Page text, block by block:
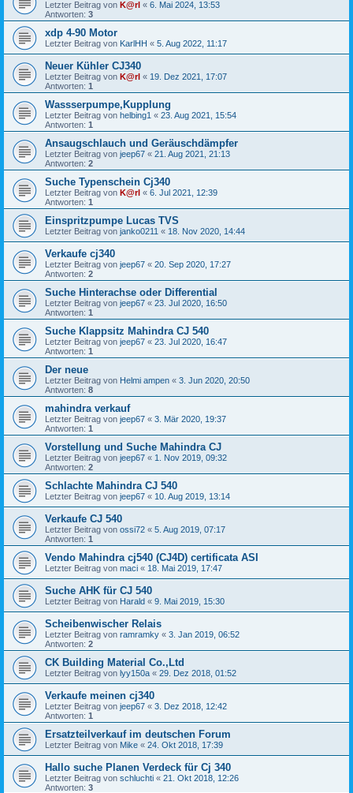
Letzter Beitrag von K@rl « 6. Mai 2024, 13:53
Antworten: 3
xdp 4-90 Motor
Letzter Beitrag von KarlHH « 5. Aug 2022, 11:17
Neuer Kühler CJ340
Letzter Beitrag von K@rl « 19. Dez 2021, 17:07
Antworten: 1
Wassserpumpe,Kupplung
Letzter Beitrag von helbing1 « 23. Aug 2021, 15:54
Antworten: 1
Ansaugschlauch und Geräuschdämpfer
Letzter Beitrag von jeep67 « 21. Aug 2021, 21:13
Antworten: 2
Suche Typenschein Cj340
Letzter Beitrag von K@rl « 6. Jul 2021, 12:39
Antworten: 1
Einspritzpumpe Lucas TVS
Letzter Beitrag von janko0211 « 18. Nov 2020, 14:44
Verkaufe cj340
Letzter Beitrag von jeep67 « 20. Sep 2020, 17:27
Antworten: 2
Suche Hinterachse oder Differential
Letzter Beitrag von jeep67 « 23. Jul 2020, 16:50
Antworten: 1
Suche Klappsitz Mahindra CJ 540
Letzter Beitrag von jeep67 « 23. Jul 2020, 16:47
Antworten: 1
Der neue
Letzter Beitrag von Helmi ampen « 3. Jun 2020, 20:50
Antworten: 8
mahindra verkauf
Letzter Beitrag von jeep67 « 3. Mär 2020, 19:37
Antworten: 1
Vorstellung und Suche Mahindra CJ
Letzter Beitrag von jeep67 « 1. Nov 2019, 09:32
Antworten: 2
Schlachte Mahindra CJ 540
Letzter Beitrag von jeep67 « 10. Aug 2019, 13:14
Verkaufe CJ 540
Letzter Beitrag von ossi72 « 5. Aug 2019, 07:17
Antworten: 1
Vendo Mahindra cj540 (CJ4D) certificata ASI
Letzter Beitrag von maci « 18. Mai 2019, 17:47
Suche AHK für CJ 540
Letzter Beitrag von Harald « 9. Mai 2019, 15:30
Scheibenwischer Relais
Letzter Beitrag von ramramky « 3. Jan 2019, 06:52
Antworten: 2
CK Building Material Co.,Ltd
Letzter Beitrag von lyy150a « 29. Dez 2018, 01:52
Verkaufe meinen cj340
Letzter Beitrag von jeep67 « 3. Dez 2018, 12:42
Antworten: 1
Ersatzteilverkauf im deutschen Forum
Letzter Beitrag von Mike « 24. Okt 2018, 17:39
Hallo suche Planen Verdeck für Cj 340
Letzter Beitrag von schluchti « 21. Okt 2018, 12:26
Antworten: 3